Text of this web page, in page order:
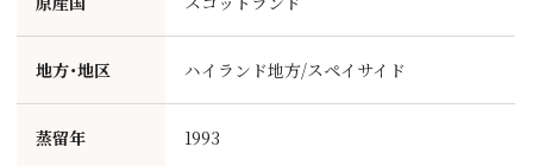
地方・地区 ハイランド地方/スペイサイド
蒸留年 1993